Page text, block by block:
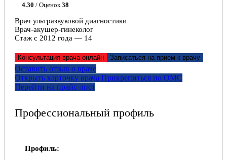
4.30 / Оценок 38
Врач ультразвуковой диагностики
Врач-акушер-гинеколог
Стаж с 2012 года — 14
Консультация врача онлайн Записаться на прием к врачу
Оставить отзыв о враче
Открыть карточку врача Прикрепитьcя по ОМС
Перейти на прайс-лист
Профессиональный профиль
Профиль: